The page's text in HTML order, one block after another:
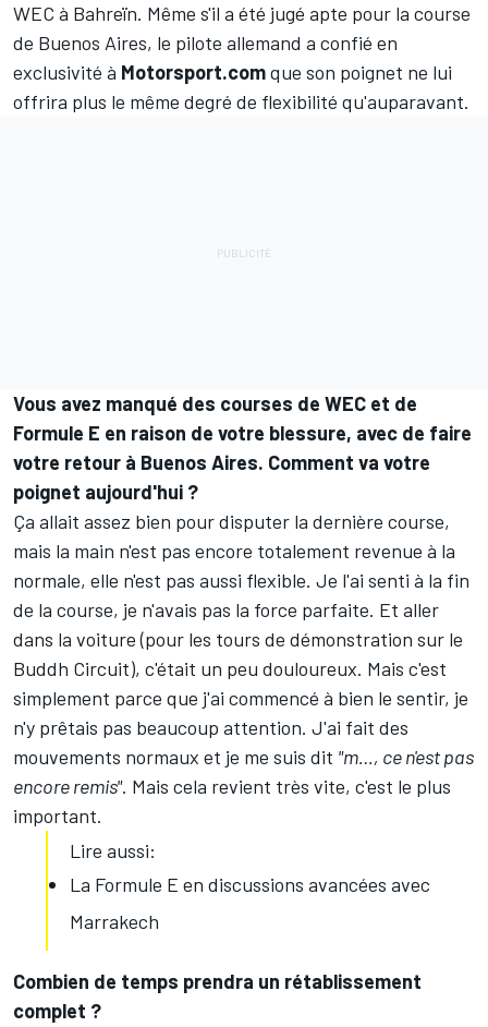
WEC à Bahreïn. Même s'il a été jugé apte pour la course
de Buenos Aires, le pilote allemand a confié en
exclusivité à Motorsport.comque son poignet ne lui
offrira plus le même degré de flexibilité qu'auparavant.
Vous avez manqué des courses de WEC et de
Formule E en raison de votre blessure, avec de faire
votre retour à Buenos Aires. Comment va votre
poignet aujourd'hui ?
Ça allait assez bien pour disputer la dernière course,
mais la main n'est pas encore totalement revenue à la
normale, elle n'est pas aussi flexible. Je l'ai senti à la fin
de la course, je n'avais pas la force parfaite. Et aller
dans la voiture (pour les tours de démonstration sur le
Buddh Circuit), c'était un peu douloureux. Mais c'est
simplement parce que j'ai commencé à bien le sentir, je
n'y prêtais pas beaucoup attention. J'ai fait des
mouvements normaux et je me suis dit "m…, ce n'est pas
encore remis". Mais cela revient très vite, c'est le plus
important.
Lire aussi:
La Formule E en discussions avancées avec
Marrakech
Combien de temps prendra un rétablissement
complet ?